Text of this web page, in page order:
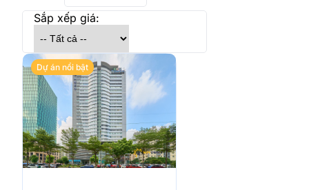
Sắp xếp giá:
Dự án nổi bật